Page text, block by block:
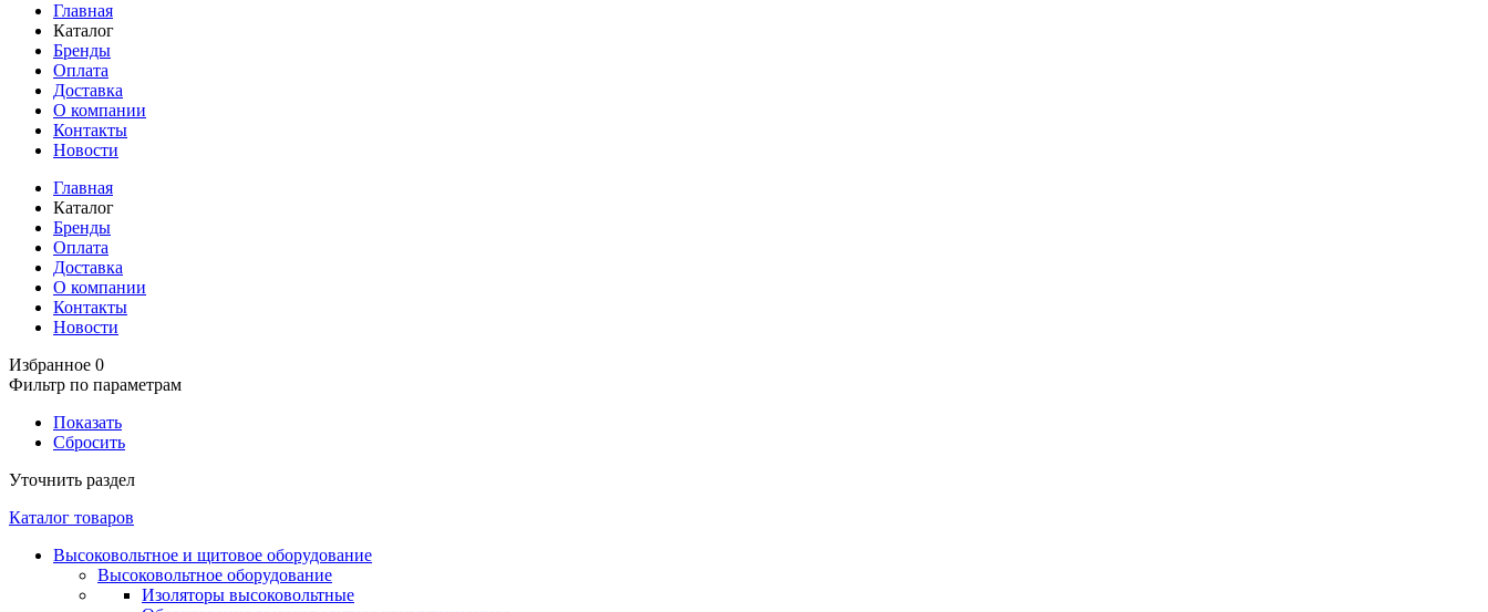
Главная
Каталог
Бренды
Оплата
Доставка
О компании
Контакты
Новости
Главная
Каталог
Бренды
Оплата
Доставка
О компании
Контакты
Новости
Избранное 0
Фильтр по параметрам
Показать
Сбросить
Уточнить раздел
Каталог товаров
Высоковольтное и щитовое оборудование
Высоковольтное оборудование
Изоляторы высоковольтные